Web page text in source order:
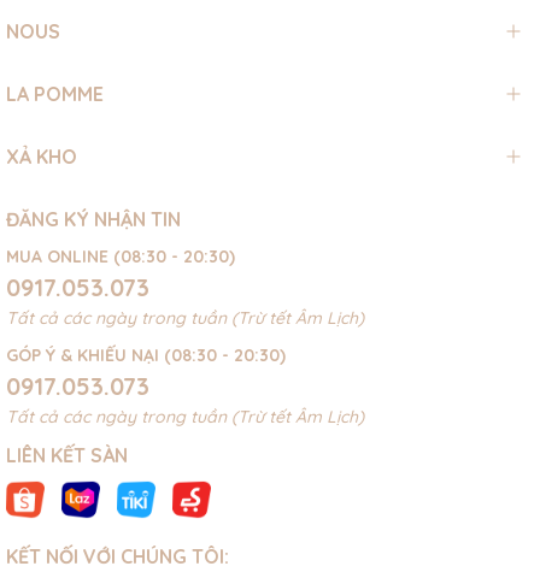
NOUS
LA POMME
XẢ KHO
ĐĂNG KÝ NHẬN TIN
MUA ONLINE (08:30 - 20:30)
0917.053.073
Tất cả các ngày trong tuần (Trừ tết Âm Lịch)
GÓP Ý & KHIẾU NẠI (08:30 - 20:30)
0917.053.073
Tất cả các ngày trong tuần (Trừ tết Âm Lịch)
LIÊN KẾT SÀN
KẾT NỐI VỚI CHÚNG TÔI: